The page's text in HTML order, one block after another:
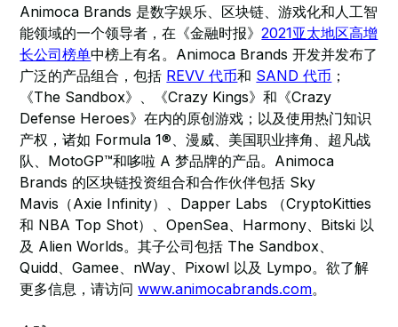
Animoca Brands 是数字娱乐、区块链、游戏化和人工智
能领域的一个领导者，在《金融时报》2021亚太地区高增
长公司榜单中榜上有名。Animoca Brands 开发并发布了
广泛的产品组合，包括 REVV 代币和 SAND 代币 ；
《The Sandbox》、《Crazy Kings》和《Crazy
Defense Heroes》在内的原创游戏；以及使用热门知识
产权，诸如 Formula 1®、漫威、美国职业摔角、超凡战
队、MotoGP™和哆啦 A 梦品牌的产品。Animoca
Brands 的区块链投资组合和合作伙伴包括 Sky
Mavis（Axie Infinity）、Dapper Labs （CryptoKitties
和 NBA Top Shot）、OpenSea、Harmony、Bitski 以
及 Alien Worlds。其子公司包括 The Sandbox、
Quidd、Gamee、nWay、Pixowl 以及 Lympo。欲了解
更多信息，请访问www.animocabrands.com。